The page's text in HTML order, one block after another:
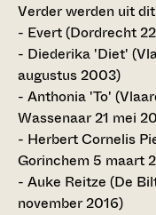
Verder werden uit
- Evert (Dordrecht
- Diederika 'Diet'
augustus 2003)
- Anthonia 'To'
Wassenaar 21 mei
- Herbert Cornelis
Gorinchem 5 maart
- Auke Reitze (De
november 2016)